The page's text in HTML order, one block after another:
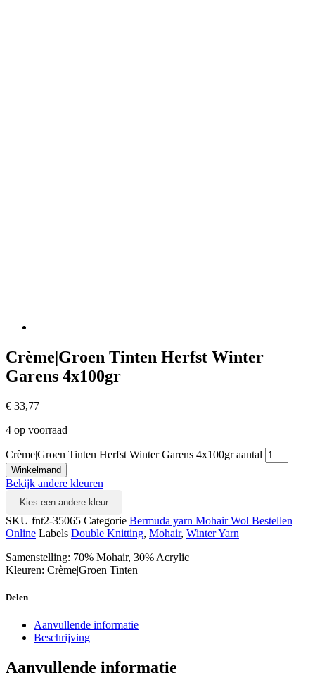
Crème|Groen Tinten Herfst Winter
Garens 4x100gr
€ 33,77
4 op voorraad
Crème|Groen Tinten Herfst Winter Garens 4x100gr aantal
Winkelmand
Bekijk andere kleuren
Kies een andere kleur
SKU fnt2-35065 Categorie Bermuda yarn Mohair Wol Bestellen
Online Labels Double Knitting, Mohair, Winter Yarn
Samenstelling: 70% Mohair, 30% Acrylic
Kleuren: Crème|Groen Tinten
Delen
Aanvullende informatie
Beschrijving
Aanvullende informatie